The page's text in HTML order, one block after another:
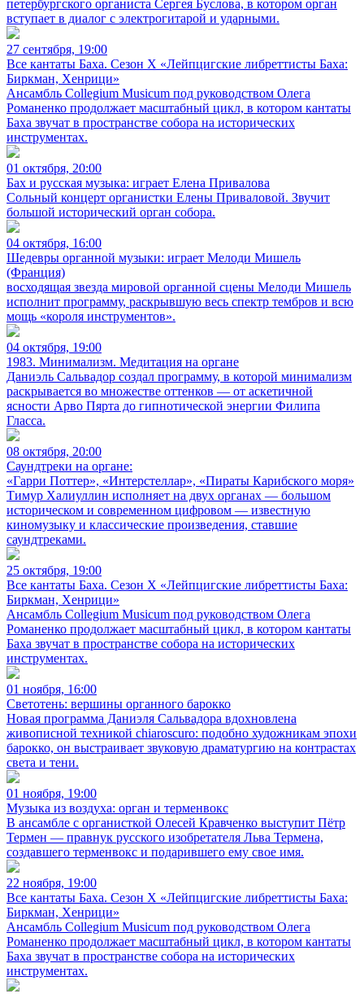
петербургского органиста Сергея Буслова, в котором орган
вступает в диалог с электрогитарой и ударными.
27 сентября, 19:00
Все кантаты Баха. Сезон X «Лейпцигские либреттисты Баха:
Биркман, Хенрици»
Ансамбль Collegium Musicum под руководством Олега
Романенко продолжает масштабный цикл, в котором кантаты
Баха звучат в пространстве собора на исторических
инструментах.
01 октября, 20:00
Бах и русская музыка: играет Елена Привалова
Сольный концерт органистки Елены Приваловой. Звучит
большой исторический орган собора.
04 октября, 16:00
Шедевры органной музыки: играет Мелоди Мишель
(Франция)
восходящая звезда мировой органной сцены Мелоди Мишель
исполнит программу, раскрывшую весь спектр тембров и всю
мощь «короля инструментов».
04 октября, 19:00
1983. Минимализм. Медитация на органе
Даниэль Сальвадор создал программу, в которой минимализм
раскрывается во множестве оттенков — от аскетичной
ясности Арво Пярта до гипнотической энергии Филипа
Гласса.
08 октября, 20:00
Саундтреки на органе:
«Гарри Поттер», «Интерстеллар», «Пираты Карибского моря»
Тимур Халиуллин исполняет на двух органах — большом
историческом и современном цифровом — известную
киномузыку и классические произведения, ставшие
саундтреками.
25 октября, 19:00
Все кантаты Баха. Сезон X «Лейпцигские либреттисты Баха:
Биркман, Хенрици»
Ансамбль Collegium Musicum под руководством Олега
Романенко продолжает масштабный цикл, в котором кантаты
Баха звучат в пространстве собора на исторических
инструментах.
01 ноября, 16:00
Светотень: вершины органного барокко
Новая программа Даниэля Сальвадора вдохновлена
живописной техникой chiaroscuro: подобно художникам эпохи
барокко, он выстраивает звуковую драматургию на контрастах
света и тени.
01 ноября, 19:00
Музыка из воздуха: орган и терменвокс
В ансамбле с органисткой Олесей Кравченко выступит Пётр
Термен — правнук русского изобретателя Льва Термена,
создавшего терменвокс и подарившего ему свое имя.
22 ноября, 19:00
Все кантаты Баха. Сезон X «Лейпцигские либреттисты Баха:
Биркман, Хенрици»
Ансамбль Collegium Musicum под руководством Олега
Романенко продолжает масштабный цикл, в котором кантаты
Баха звучат в пространстве собора на исторических
инструментах.